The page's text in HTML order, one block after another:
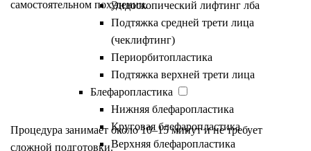
Эндоскопический лифтинг лба
Подтяжка средней трети лица
(чеклифтинг)
Периорбитопластика
Подтяжка верхней трети лица
Блефаропластика
Нижняя блефаропластика
Круговая блефаропластика
Верхняя блефаропластика
самостоятельном похудении.
Как проходит диагностика
Процедура занимает около 10–15 минут и не требует
сложной подготовки.